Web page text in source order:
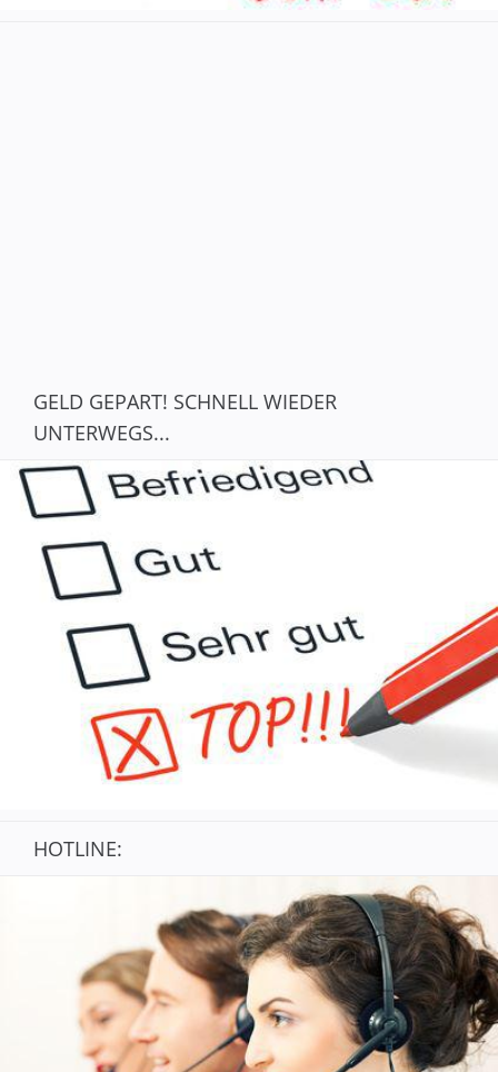
GELD GEPART! SCHNELL WIEDER
UNTERWEGS...
HOTLINE: